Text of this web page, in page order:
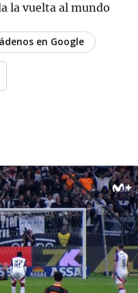
la vuelta al mundo
en Google